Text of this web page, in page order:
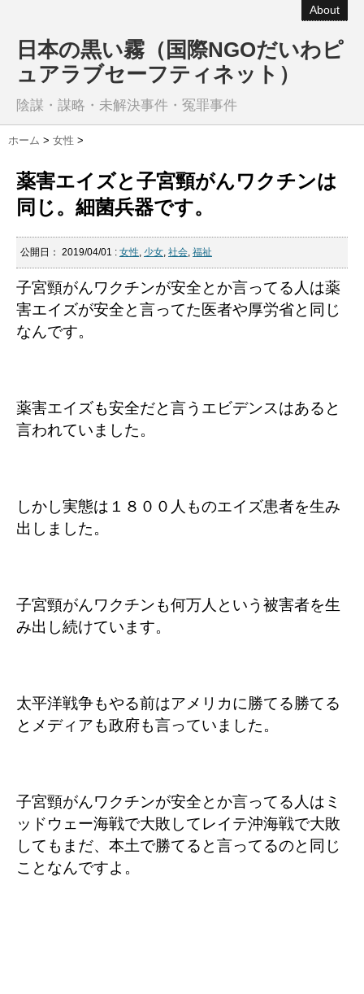
About
日本の黒い霧（国際NGOだいわピ
ュアラブセーフティネット）
陰謀・謀略・未解決事件・冤罪事件
ホーム > 女性 >
薬害エイズと子宮頸がんワクチンは
同じ。細菌兵器です。
公開日： 2019/04/01 : 女性, 少女, 社会, 福祉
子宮頸がんワクチンが安全とか言ってる人は薬
害エイズが安全と言ってた医者や厚労省と同じ
なんです。
薬害エイズも安全だと言うエビデンスはあると
言われていました。
しかし実態は１８００人ものエイズ患者を生み
出しました。
子宮頸がんワクチンも何万人という被害者を生
み出し続けています。
太平洋戦争もやる前はアメリカに勝てる勝てる
とメディアも政府も言っていました。
子宮頸がんワクチンが安全とか言ってる人はミ
ッドウェー海戦で大敗してレイテ沖海戦で大敗
してもまだ、本土で勝てると言ってるのと同じ
ことなんですよ。